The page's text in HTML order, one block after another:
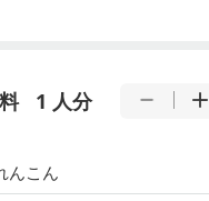
1 人分
んこん